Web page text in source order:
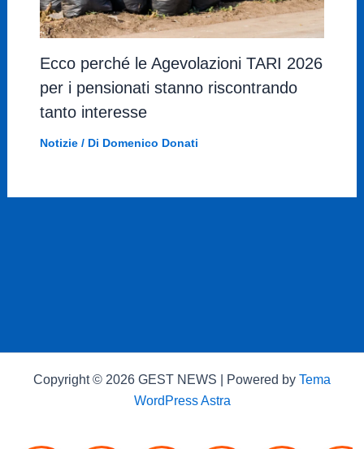
Ecco perché le Agevolazioni TARI 2026
per i pensionati stanno riscontrando
tanto interesse
Notizie/ Di Domenico Donati
Copyright © 2026 GEST NEWS | Powered by Tema
WordPress Astra